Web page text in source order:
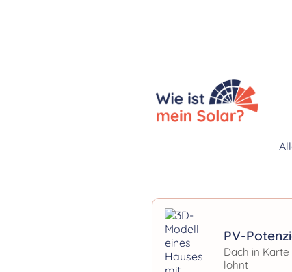
PV-
Dach in
lohnt